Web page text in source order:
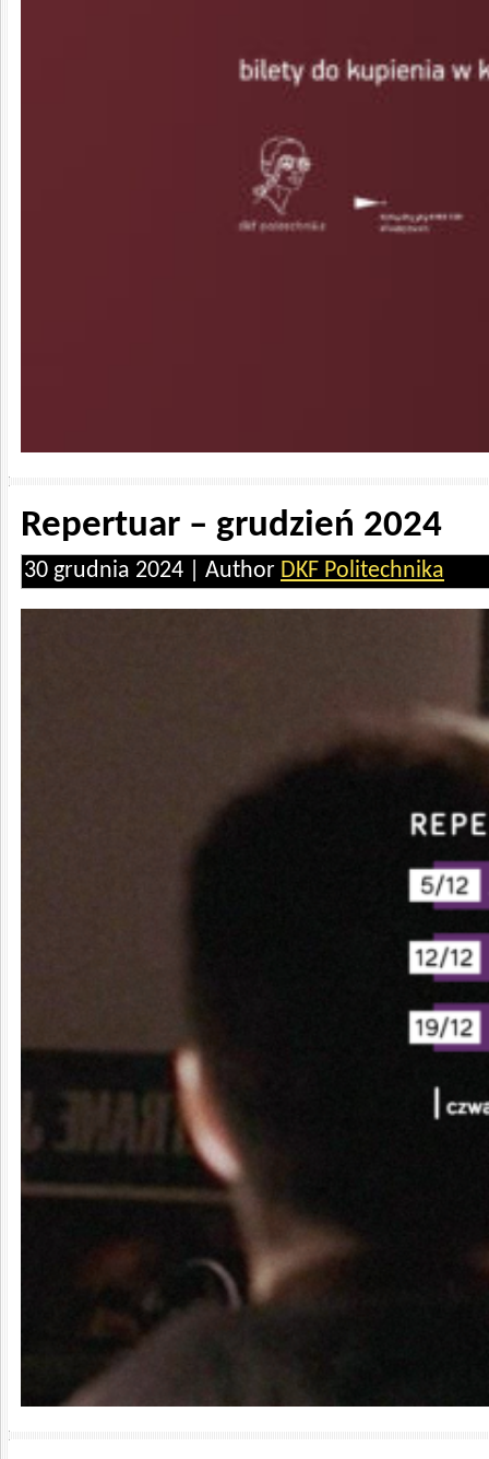
Repertuar – grudzień 2024
30 grudnia 2024 | Author DKF Politechnika